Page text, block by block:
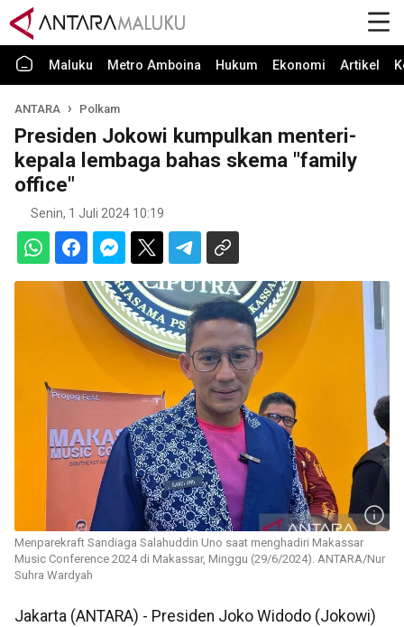
Maluku Metro Amboina Hukum Ekonomi Artikel
ANTARA Polkam
Presiden Jokowi kumpulkan menteri-
kepala lembaga bahas skema "family
office"
Senin, 1 Juli 2024 10:19
Menparekraft Sandiaga Salahuddin Uno saat menghadiri Makassar
Music Conference 2024 di Makassar, Minggu (29/6/2024). ANTARA/Nur
Suhra Wardyah
Jakarta (ANTARA) - Presiden Joko Widodo (Jokowi)